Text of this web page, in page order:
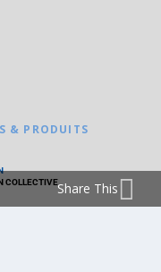
& PRODUITS
COLLECTIVEShare This